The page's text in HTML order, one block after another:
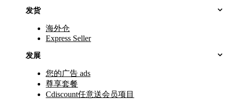
发货
海外仓
Express Seller
发展
您的广告 ads
尊享套餐
Cdiscount任意送会员项目